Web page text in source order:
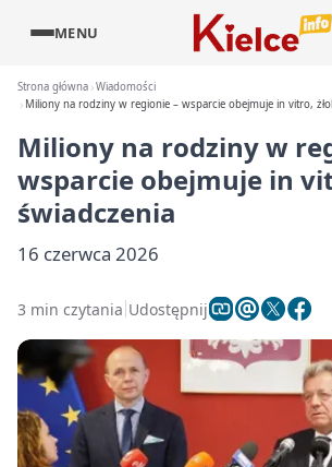
MENU
Strona główna Wiadomości
Miliony na rodziny w regionie – wsparcie obejmuje in vitro,
Miliony na rodziny w
wsparcie obejmuje in
świadczenia
16 czerwca 2026
3 min czytania Udostępnij